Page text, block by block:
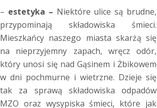
– estetyka – Niektóre ulice są brudne,
przypominają składowiska śmieci.
Mieszkańcy naszego miasta skarżą się
na nieprzyjemny zapach, wręcz odór,
który unosi się nad Gąsinem i Żbikowem
w dni pochmurne i wietrzne. Dzieje się
tak za sprawą składowiska odpadów
MZO oraz wysypiska śmieci, które jak